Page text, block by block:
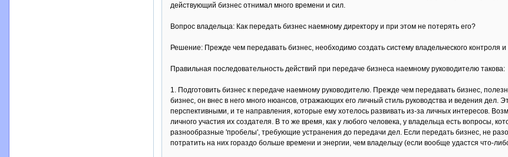
действующий бизнес отнимал много времени и сил.
Вопрос владельца: Как передать бизнес наемному директору и при этом не потерять его?
Решение: Прежде чем передавать бизнес, необходимо создать систему владельческого контроля и
Правильная последовательность действий при передаче бизнеса наемному руководителю такова:
1. Подготовить бизнес к передаче наемному руководителю. Прежде чем передавать бизнес,
бизнес, он внес в него много нюансов, отражающих его личный стиль руководства и ведения дел.
перспективными, и те направления, которые ему хотелось развивать из-за личных интересов.
личного участия их создателя. В то же время, как у любого человека, у владельца есть вопросы,
разнообразные 'пробелы', требующие устранения до передачи дел. Если передать бизнес, не
потратить на них гораздо больше времени и энергии, чем владельцу (если вообще удастся что-